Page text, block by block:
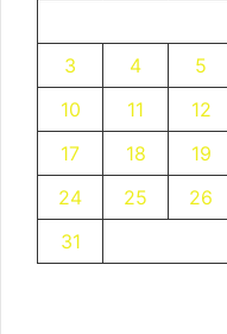
3
4 5
10
11 12
17
18 19
24
25 26
31